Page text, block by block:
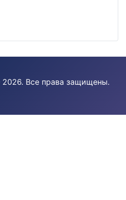
. Все права защищены.